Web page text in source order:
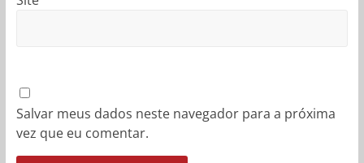
Salvar meus dados neste navegador para a próxima
vez que eu comentar.